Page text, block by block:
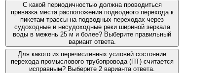
С какой периодичностью должна проводиться
привязка места расположения подводного перехода к
пикетам трассы на подводных переходах через
судоходные и несудоходные реки шириной зеркала
воды в межень 25 м и более? Выберите правильный
вариант ответа.
Для какого из перечисленных условий состояние
перехода промыслового трубопровода (ПТ) считается
исправным? Выберите 2 варианта ответа.